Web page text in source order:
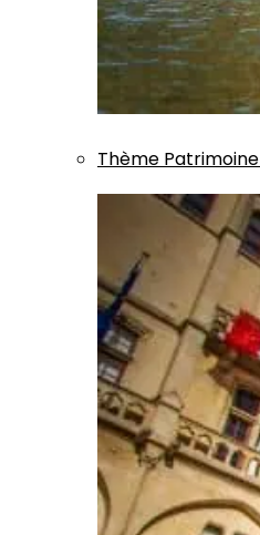
Thème Patrimoine